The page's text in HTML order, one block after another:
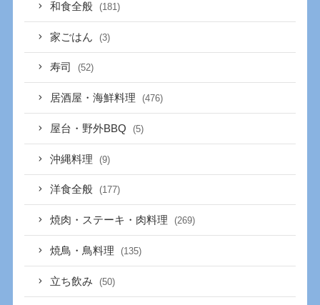
和食全般 (181)
家ごはん (3)
寿司 (52)
居酒屋・海鮮料理 (476)
屋台・野外BBQ (5)
沖縄料理 (9)
洋食全般 (177)
焼肉・ステーキ・肉料理 (269)
焼鳥・鳥料理 (135)
立ち飲み (50)